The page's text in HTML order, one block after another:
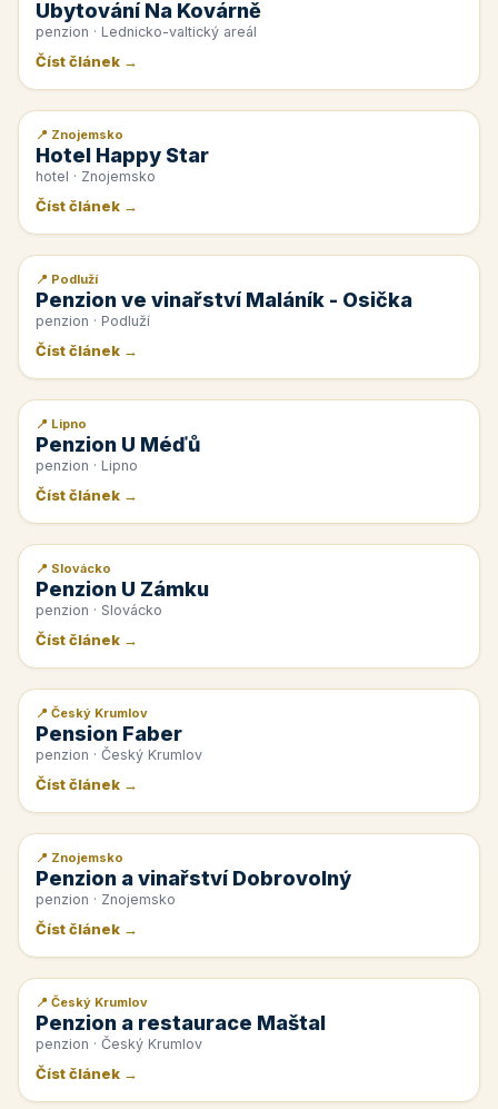
Ubytování Na Kovárně
penzion · Lednicko-valtický areál
Číst článek →
📰 PR článek
📍 Znojemsko
Hotel Happy Star
hotel · Znojemsko
Číst článek →
📰 PR článek
📍 Podluží
Penzion ve vinařství Maláník - Osička
penzion · Podluží
Číst článek →
📰 PR článek
📍 Lipno
Penzion U Méďů
penzion · Lipno
Číst článek →
📰 PR článek
📍 Slovácko
Penzion U Zámku
penzion · Slovácko
Číst článek →
📰 PR článek
📍 Český Krumlov
Pension Faber
penzion · Český Krumlov
Číst článek →
📰 PR článek
📍 Znojemsko
Penzion a vinařství Dobrovolný
penzion · Znojemsko
Číst článek →
📰 PR článek
📍 Český Krumlov
Penzion a restaurace Maštal
penzion · Český Krumlov
Číst článek →